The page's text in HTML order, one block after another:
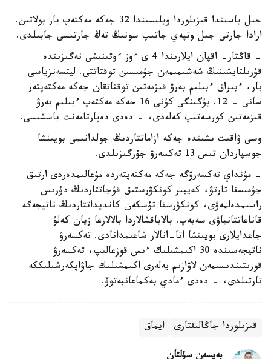
جىل باسىندا قىزىلوردا وبلىسىندا 32 جەكە مەكتەپ بار بولاتىن.
ارادا جارتى جىل وتپەي جاتىپ سونىڭ تەڭ جارتىسى جابىلدى.
- قاڭتار- اقپان ايلارىندا 4 ى ءوز ءوتىنىشى نەگىزىندە
قۇرىلتايشىنىڭ شەشىمىمەن جۇمىسىن توقتاتتى. ليتسەنزياسى
بار، ءبىراق ءبىلىم بەرۋ قىزمەتىن توقتاتقان جەكە مەكتەپتەر
سانى - 12. بۇگىنگى كۇنى 16 جەكە مەكتەپ ءبىلىم بەرۋ
قىزمەتىن كورسەتىپ كەلەدى، - دەدى دەپارتامەنت باسشىسى.
وسى ۋاقىت ىشىندە جەكە ازاماتتاردىڭ جولدانىمى بويىنشا
جوسپاردان تىس 13 تەكسەرۋ جۇرگىزىلدى.
- مۇنداي تەكسەرۋگە جەكە مەكتەپتەردە مۇعالىمدەردى ارتىق
جۇمىسقا تارتۋ، كەيبىر كونكۋرستىق قۇجاتتاردىڭ دۇرىس
راسىمدەلمەۋى، كونكۋرسقا تۇسكەن كانديداتتاردىڭ ناتيجەگە
قاناعاتتانباۋى سەبەپ. بالاباقشالاردا بالالارعا زيان كەلۋ
جاعدايلارى بويىنشا اتا-انالار شاعىمدانادى. تەكسەرۋ
ناتيجەسىندە 30 اكىمشىلىك ءىس قوزعالىپ، تەكسەرۋ
قورىتىندىسىمەن لاۋازىم يەلەرى اكىمشىلىك جاۋاپكەرشىلىككە
تارتىلدى، - دەدى ءمادي بەكماعانبەتوۆ.
قىزىلوردا جاڭالىقتارى ايماق
بەيسەن سۇلتان